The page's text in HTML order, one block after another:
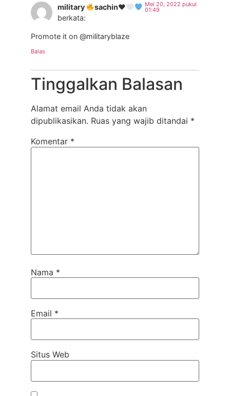
military sachin♥️
berkata:
Mei 20, 2022 pukul
01:49
Promote it on @militaryblaze
Balas
Tinggalkan Balasan
Alamat email Anda tidak akan
dipublikasikan. Ruas yang wajib ditandai *
Komentar *
Nama *
Email *
Situs Web